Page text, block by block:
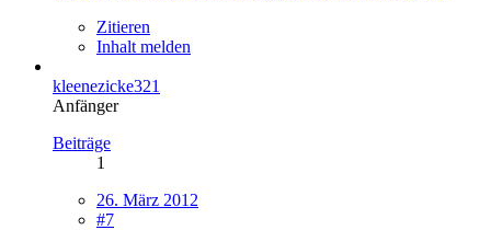
Zitieren
Inhalt melden
kleenezicke321
Anfänger
Beiträge
1
26. März 2012
#7